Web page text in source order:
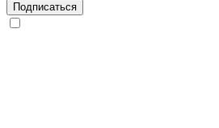
Подписаться